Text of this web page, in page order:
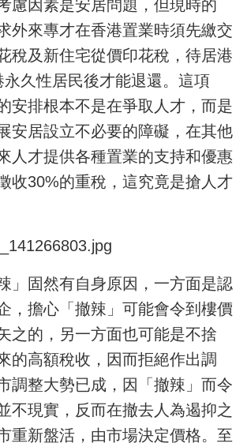
慮因素是安居問題，但現時的
外來專才在香港置業時須先繳交
稅及新住宅從價印花稅，待居港
久性居民後才能退還。這項
安排根本不是在爭取人才，而是
安居設立不必要的障礙，在其他
人才提供各種置業的支持和優惠
收30%的重稅，這究竟是搶人才
」固然有自身原因，一方面是認
，擔心「撤辣」可能會令到樓價
之的，另一方面也可能是不捨
的高額稅收，因而拒絕作出調
調整大勢已成，因「撤辣」而令
不現實，反而在撤去人為遏抑之
重新盤活，由市場決定價格。至